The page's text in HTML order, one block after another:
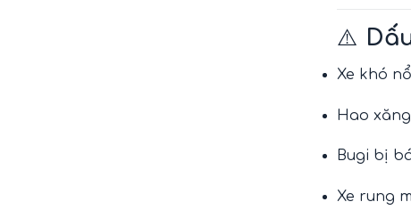
⚠️
Xe khó
Hao
Bugi bị
Xe rung